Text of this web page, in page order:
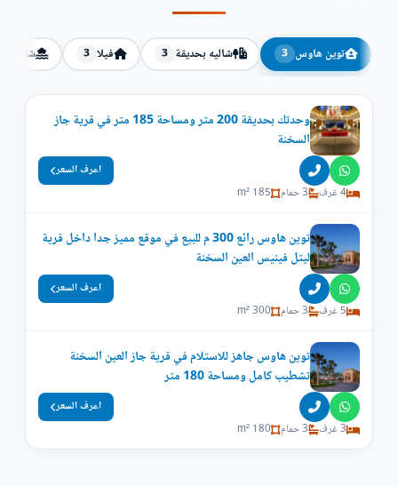
توين هاوس 3 شاليه بحديقة 3 فيلا 3 شاليه
وحدتك بحديقة 200 متر ومساحة 185 متر في قرية جاز
السخنة
4 غرف 3 حمام 185 m²
اعرف السعر
توين هاوس رائع 300 م للبيع في موقع مميز جدا داخل قرية
ليتل فينيس العين السخنة
5 غرف 3 حمام 300 m²
اعرف السعر
توين هاوس جاهز للاستلام في قرية جاز العين السخنة
تشطيب كامل ومساحة 180 متر
3 غرف 3 حمام 180 m²
اعرف السعر